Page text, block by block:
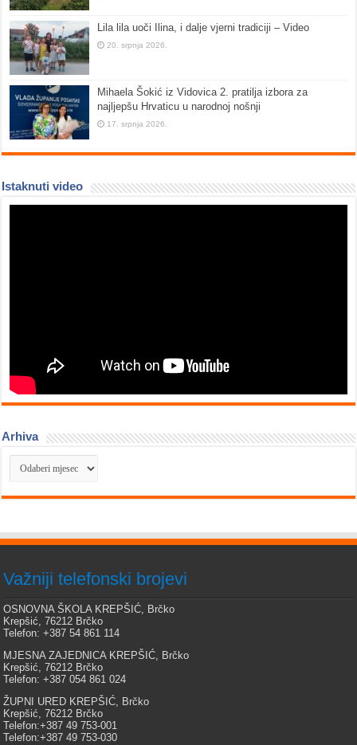
Lila lila uoči Ilina, i dalje vjerni tradiciji – Video
20. srpnja 2026.
Mihaela Šokić iz Vidovica 2. pratilja izbora za
najljepšu Hrvaticu u narodnoj nošnji
17. srpnja 2026.
Istaknuti video
Arhiva
Arhiva
Važniji telefonski brojevi
OSNOVNA ŠKOLA KREPŠIĆ, Brčko
Krepšić, 76212 Brčko
Telefon: +387 54 861 114
MJESNA ZAJEDNICA KREPŠIĆ, Brčko
Krepšić, 76212 Brčko
Telefon: +387 054 861 024
ŽUPNI URED KREPŠIĆ, Brčko
Krepšić, 76212 Brčko
Telefon:+387 49 753-001
Telefon:+387 49 753-030